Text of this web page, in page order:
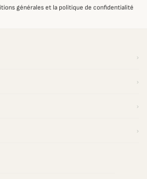
générales et la politique de confidentialité